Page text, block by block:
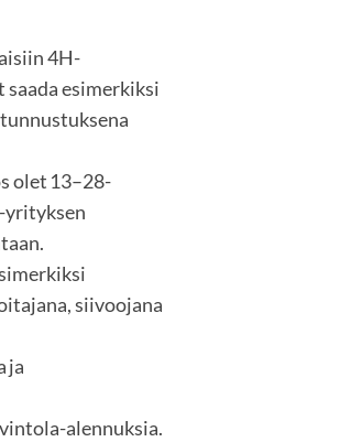
4H-
esimerkiksi
olet 13–28-
yrityksen
siivoojana
ja
alennuksia.